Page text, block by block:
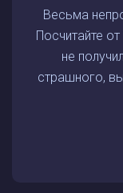
Весьма
Посчитайте
не
страшного,